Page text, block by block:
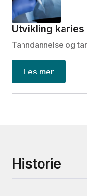
Utvikling karies
Tanndannelse og
Les mer
Historie